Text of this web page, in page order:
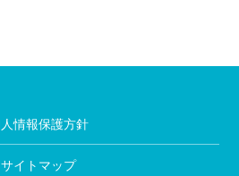
情報保護方針
サイトマップ